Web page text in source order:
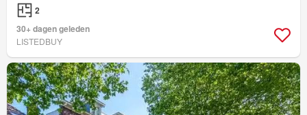
2
30+ dagen geleden
LISTEDBUY